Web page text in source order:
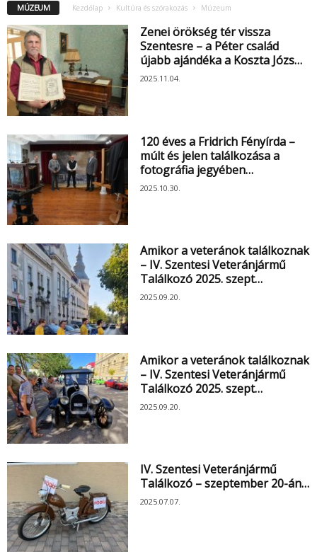
MÚZEUM Kezdőlap Kultúra és szórakozás Múzeum
Zenei örökség tér vissza
Szentesre – a Péter család
újabb ajándéka a Koszta Józs…
2025.11.04.
120 éves a Fridrich Fényírda –
múlt és jelen találkozása a
fotográfia jegyében…
2025.10.30.
Amikor a veteránok találkoznak
– IV. Szentesi Veteránjármű
Találkozó 2025. szept…
2025.09.20.
Amikor a veteránok találkoznak
– IV. Szentesi Veteránjármű
Találkozó 2025. szept…
2025.09.20.
IV. Szentesi Veteránjármű
Találkozó – szeptember 20-án…
2025.07.07.